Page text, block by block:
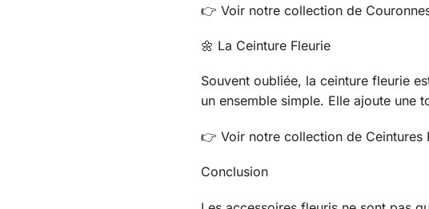
👉 Voir notre collection de
🌼 La Ceinture Fleurie
Souvent oubliée, la ceinture fleurie
un ensemble simple. Elle ajoute une
👉 Voir notre collection de Ceintures
Conclusion